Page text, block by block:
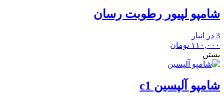
شامپو لپیور رطوبت رسان
3 در انبار
۱۱۰,۰۰۰ تومان
بستن
شامپو آلپسین c1